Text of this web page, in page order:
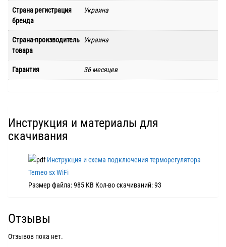
Страна регистрация
бренда
Украина
Страна-производитель
товара
Украина
Гарантия 36 месяцев
Инструкция и материалы для
скачивания
Инструкция и схема подключения терморегулятора
Terneo sx WiFi
Размер файла:985 KB Кол-во скачиваний:93
Отзывы
Отзывов пока нет.